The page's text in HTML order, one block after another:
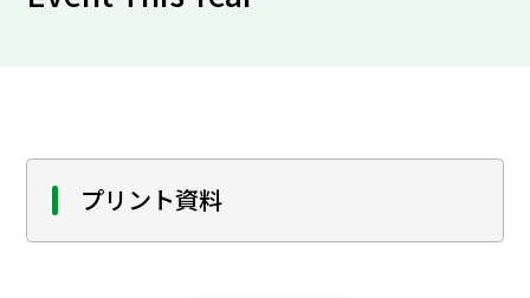
プリント資料